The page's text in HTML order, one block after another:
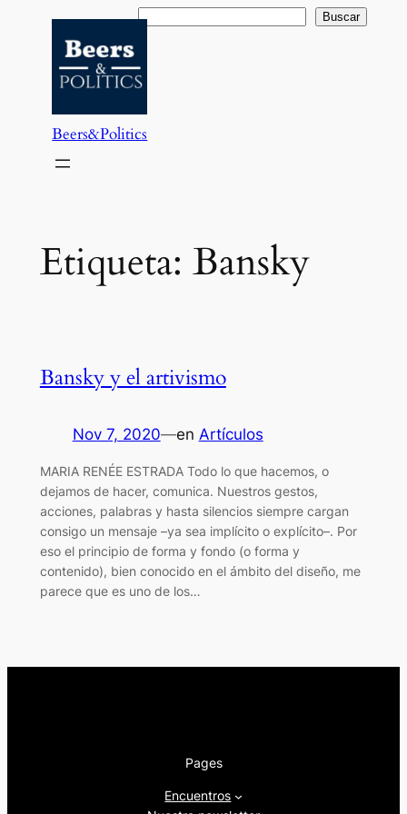
contenido
Buscar Buscar
Beers&Politics
Etiqueta: Bansky
Bansky y el artivismo
Nov 7, 2020—en Artículos
MARIA RENÉE ESTRADA Todo lo que hacemos, o
dejamos de hacer, comunica. Nuestros gestos,
acciones, palabras y hasta silencios siempre cargan
consigo un mensaje –ya sea implícito o explícito–. Por
eso el principio de forma y fondo (o forma y
contenido), bien conocido en el ámbito del diseño, me
parece que es uno de los…
Pages
Encuentros